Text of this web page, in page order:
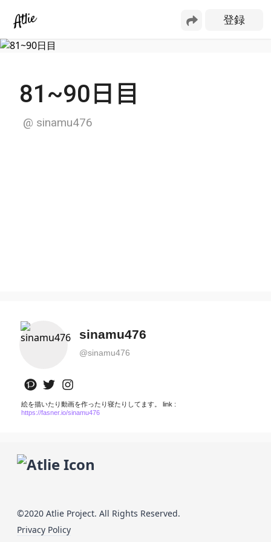
81~90日目
@ sinamu476
sinamu476
@sinamu476
絵を描いたり動画を作ったり寝たりしてます。 link :
https://fasner.io/sinamu476
©2020 Atlie Project. All Rights Reserved.
Privacy Policy